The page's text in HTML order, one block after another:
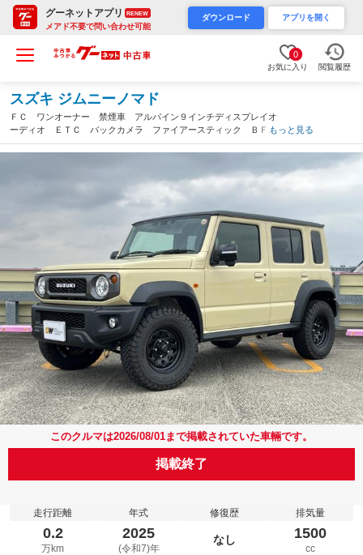
グーネットアプリ RENEW
メアド不要で問い合わせ可能
ダウンロード アプリを開く
0
お気に入り 閲覧履歴
スズキ ジムニーノマド
ＦＣ ワンオーナー 禁煙車 アルパイン９インチディスプレイオ
ーディオ ＥＴＣ バックカメラ ファイアースティック ＢＦグ
ッドリッチ スチールホイール（愛知県）
もっと見る
このクルマは2026/08/01まで掲載されていた車輛です。
掲載終了
走行距離
0.2
万km
年式
2025
(令和7)年
修復歴
なし
排気量
1500
cc